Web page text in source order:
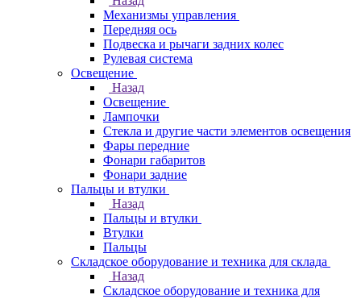
Механизмы управления
Передняя ось
Подвеска и рычаги задних колес
Рулевая система
Освещение
Назад
Освещение
Лампочки
Стекла и другие части элементов освещения
Фары передние
Фонари габаритов
Фонари задние
Пальцы и втулки
Назад
Пальцы и втулки
Втулки
Пальцы
Складское оборудование и техника для склада
Назад
Складское оборудование и техника для